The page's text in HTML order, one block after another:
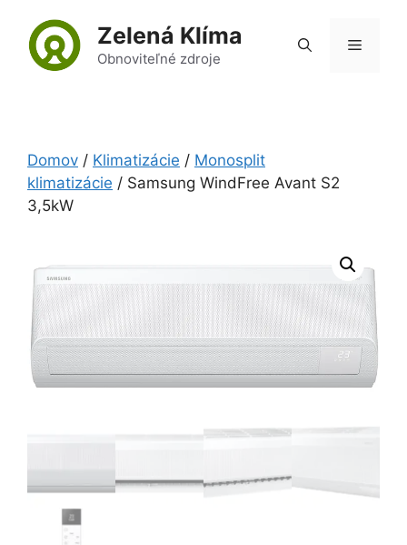
obsah
Zelená Klíma
Obnoviteľné zdroje
Menu
Domov / Klimatizácie / Monosplit
klimatizácie / Samsung WindFree Avant S2
3,5kW